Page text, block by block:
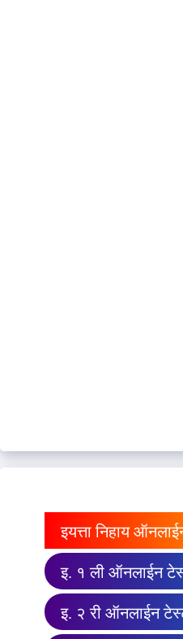
इयत्ता निहाय
इ. १ ली ऑनलाईन
इ. २ री ऑनलाईन